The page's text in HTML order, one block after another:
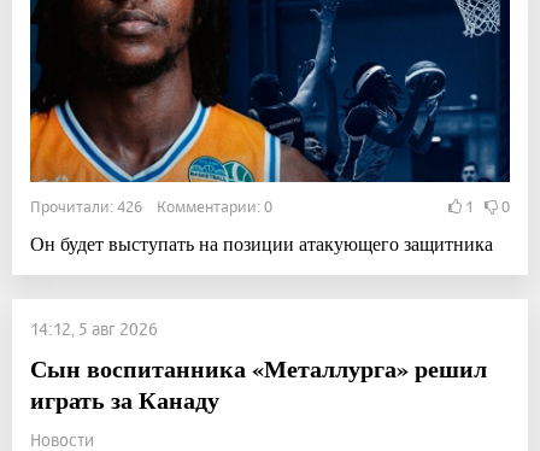
Прочитали: 426 Комментарии: 0 1 0
Он будет выступать на позиции атакующего защитника
14:12, 5 авг 2026
Сын воспитанника «Металлурга» решил
играть за Канаду
Новости